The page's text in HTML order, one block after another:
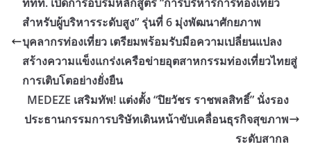
สำหรับผู้บริหารระดับสูง” รุ่นที่ 6 มุ่งพัฒนาศักยภาพ
บุคลากรท่องเที่ยว เตรียมพร้อมรับมือความเปลี่ยนแปลง
สร้างความแข็งแกร่งเครือข่ายอุตสาหกรรมท่องเที่ยวไทยสู่
การเติบโตอย่างยั่งยืน
MEDEZE เสริมทัพ! แต่งตั้ง “ปิยวัชร ราชพลสิทธิ์” นั่งรอง
ประธานกรรมการบริษัทเดินหน้าขับเคลื่อนธุรกิจสุขภาพ
ระดับสากล